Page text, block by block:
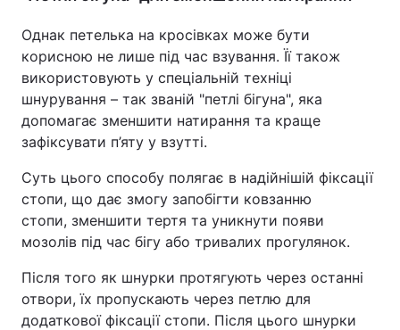
Однак петелька на кросівках може бути
корисною не лише під час взування. Її також
використовують у спеціальній техніці
шнурування – так званій "петлі бігуна", яка
допомагає зменшити натирання та краще
зафіксувати п’яту у взутті.
Суть цього способу полягає в надійнішій фіксації
стопи, що дає змогу запобігти ковзанню
стопи, зменшити тертя та уникнути появи
мозолів під час бігу або тривалих прогулянок.
Після того як шнурки протягують через останні
отвори, їх пропускають через петлю для
додаткової фіксації стопи. Після цього шнурки